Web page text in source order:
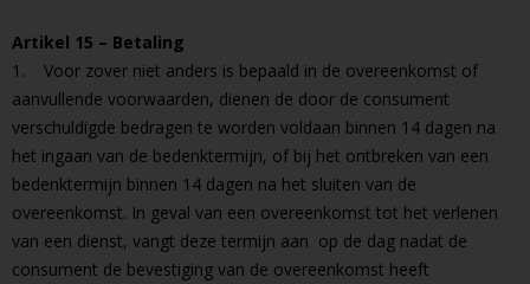
Artikel 15 – Betaling
1. Voor zover niet anders is bepaald in de overeenkomst of
aanvullende voorwaarden, dienen de door de consument
verschuldigde bedragen te worden voldaan binnen 14 dagen na
het ingaan van de bedenktermijn, of bij het ontbreken van een
bedenktermijn binnen 14 dagen na het sluiten van de
overeenkomst. In geval van een overeenkomst tot het verlenen
van een dienst, vangt deze termijn aan op de dag nadat de
consument de bevestiging van de overeenkomst heeft